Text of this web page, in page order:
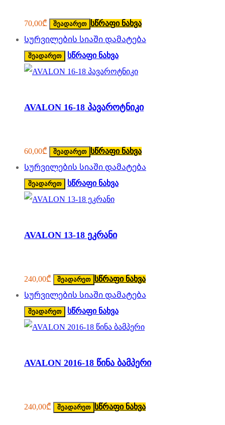
70,00₾ შეადარეთ სწრაფი ნახვა
Სურვილების სიაში დამატება
შეადარეთ სწრაფი ნახვა
AVALON 16-18 პავაროტნიკი
60,00₾ შეადარეთ სწრაფი ნახვა
Სურვილების სიაში დამატება
შეადარეთ სწრაფი ნახვა
AVALON 13-18 ეკრანი
240,00₾ შეადარეთ სწრაფი ნახვა
Სურვილების სიაში დამატება
შეადარეთ სწრაფი ნახვა
AVALON 2016-18 წინა ბამპერი
240,00₾ შეადარეთ სწრაფი ნახვა